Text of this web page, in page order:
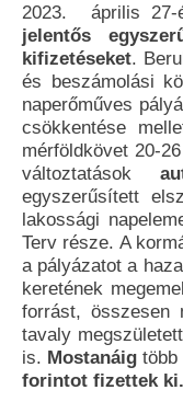
2023. április 27-
jelentős
kifizetéseket.
és beszámolási
naperőműves
csökkentése
mérföldkövet 20-
változtatások
egyszerűsített
lakossági
Terv része. A
a pályázatot a
keretének
forrást, összesen
tavaly
is. Mostanáig
forintot fizettek ki.